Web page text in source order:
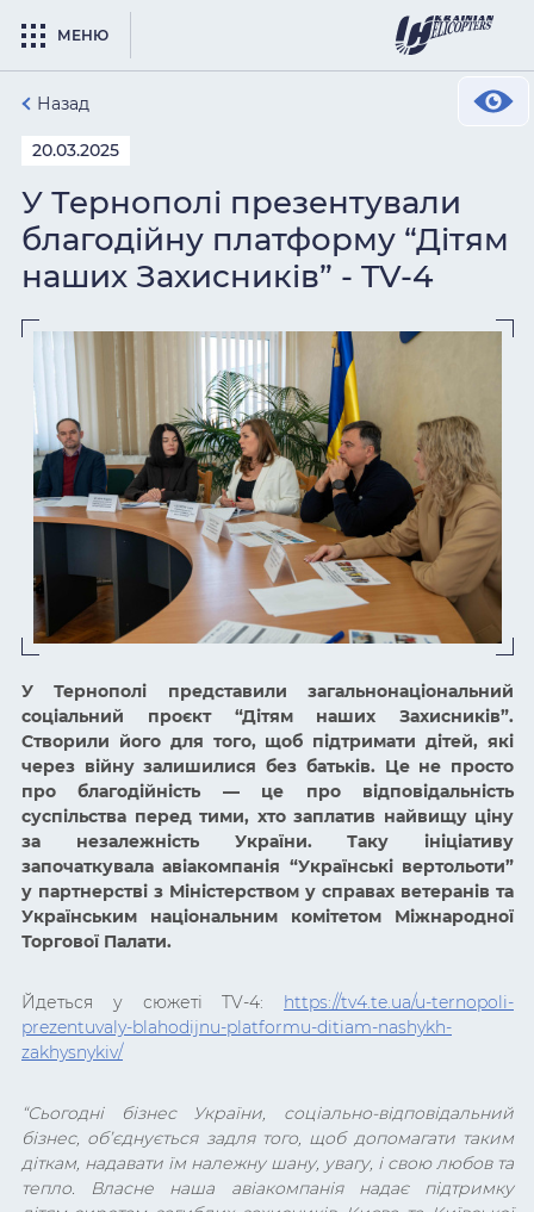
МЕНЮ
Назад
20.03.2025
У Тернополі презентували
благодійну платформу “Дітям
наших Захисників” - TV-4
У Тернополі представили загальнонаціональний
соціальний проєкт “Дітям наших Захисників”.
Створили його для того, щоб підтримати дітей, які
через війну залишилися без батьків. Це не просто
про благодійність — це про відповідальність
суспільства перед тими, хто заплатив найвищу ціну
за незалежність України. Таку ініціативу
започаткувала авіакомпанія “Українські вертольоти”
у партнерстві з Міністерством у справах ветеранів та
Українським національним комітетом Міжнародної
Торгової Палати.
Йдеться у сюжеті TV-4: https://tv4.te.ua/u-ternopoli-
prezentuvaly-blahodijnu-platformu-ditiam-nashykh-
zakhysnykiv/
“Сьогодні бізнес України, соціально-відповідальний
бізнес, об’єднується задля того, щоб допомагати таким
діткам, надавати їм належну шану, увагу, і свою любов та
тепло. Власне наша авіакомпанія надає підтримку